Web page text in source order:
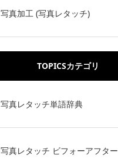
写真加工 (写真レタッチ)
TOPICSカテゴリ
写真レタッチ単語辞典
写真レタッチ ビフォーアフター